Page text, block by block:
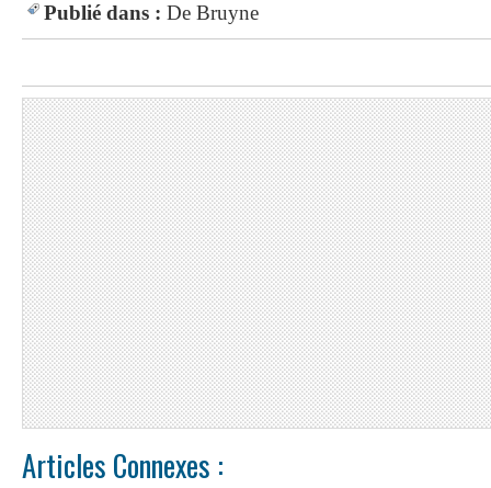
Publié dans : De Bruyne
Articles Connexes :